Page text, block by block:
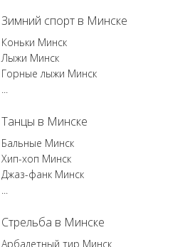
Зимний спорт в Минске
Коньки Минск
Лыжи Минск
Горные лыжи Минск
...
Танцы в Минске
Бальные Минск
Хип-хоп Минск
Джаз-фанк Минск
...
Стрельба в Минске
Арбалетный тир Минск